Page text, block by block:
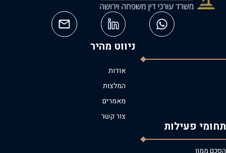
ניווט מהיר
אודות
המלצות
מאמרים
צור קשר
תחומי פעילות
הסכם ממון